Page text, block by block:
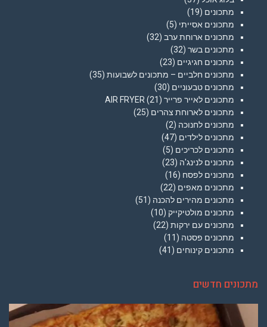
מתכונים (19)
מתכונים אסייתי (5)
מתכונים ארוחת ערב (32)
מתכונים בשר (32)
מתכונים חגיגיים (23)
מתכונים חלביים – מתכונים לשבועות (35)
מתכונים טבעוניים (30)
מתכונים לאייר פרייר AIR FRYER (21)
מתכונים לארוחת צהרים (25)
מתכונים לחנוכה (2)
מתכונים לילדים (47)
מתכונים לכריכים (5)
מתכונים לנינג'ה (23)
מתכונים לפסח (16)
מתכונים מאפים (22)
מתכונים מהירים להכנה (51)
מתכונים מולטיקייק (10)
מתכונים עם ירקות (22)
מתכונים פסטה (11)
מתכונים קינוחים (41)
מתכונים חדשים